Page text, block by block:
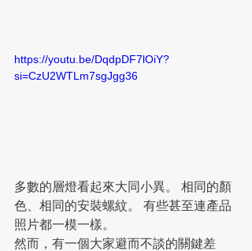
https://youtu.be/DqdpDF7lOiY?
si=CzU2WTLm7sgJgg36
多數的層燈看起來大同小異。 相同的顏
色、相同的安裝螺紋。 有些甚至連產品
照片都一模一樣。
然而，有一個大家避而不談的關鍵差